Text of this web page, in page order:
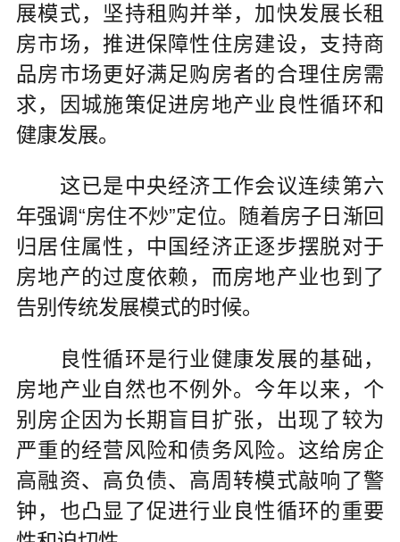
展模式，坚持租购并举，加快发展长租
房市场，推进保障性住房建设，支持商
品房市场更好满足购房者的合理住房需
求，因城施策促进房地产业良性循环和
健康发展。
这已是中央经济工作会议连续第六
年强调“房住不炒”定位。随着房子日渐回
归居住属性，中国经济正逐步摆脱对于
房地产的过度依赖，而房地产业也到了
告别传统发展模式的时候。
良性循环是行业健康发展的基础，
房地产业自然也不例外。今年以来，个
别房企因为长期盲目扩张，出现了较为
严重的经营风险和债务风险。这给房企
高融资、高负债、高周转模式敲响了警
钟，也凸显了促进行业良性循环的重要